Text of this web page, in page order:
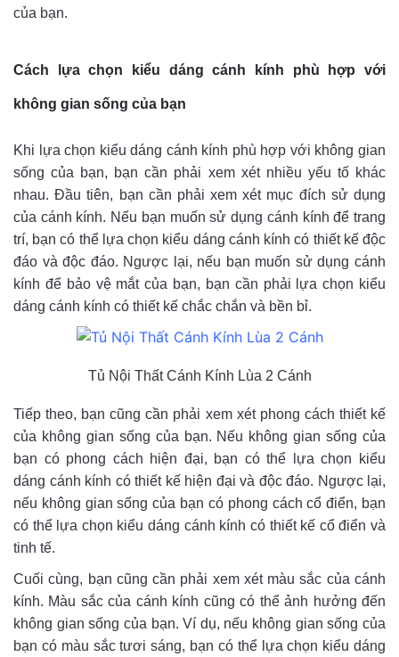
của bạn.
Cách lựa chọn kiểu dáng cánh kính phù hợp với
không gian sống của bạn
Khi lựa chọn kiểu dáng cánh kính phù hợp với không gian
sống của bạn, bạn cần phải xem xét nhiều yếu tố khác
nhau. Đầu tiên, bạn cần phải xem xét mục đích sử dụng
của cánh kính. Nếu bạn muốn sử dụng cánh kính để trang
trí, bạn có thể lựa chọn kiểu dáng cánh kính có thiết kế độc
đáo và độc đáo. Ngược lại, nếu bạn muốn sử dụng cánh
kính để bảo vệ mắt của bạn, bạn cần phải lựa chọn kiểu
dáng cánh kính có thiết kế chắc chắn và bền bỉ.
Tủ Nội Thất Cánh Kính Lùa 2 Cánh
Tiếp theo, bạn cũng cần phải xem xét phong cách thiết kế
của không gian sống của bạn. Nếu không gian sống của
bạn có phong cách hiện đại, bạn có thể lựa chọn kiểu
dáng cánh kính có thiết kế hiện đại và độc đáo. Ngược lại,
nếu không gian sống của bạn có phong cách cổ điển, bạn
có thể lựa chọn kiểu dáng cánh kính có thiết kế cổ điển và
tinh tế.
Cuối cùng, bạn cũng cần phải xem xét màu sắc của cánh
kính. Màu sắc của cánh kính cũng có thể ảnh hưởng đến
không gian sống của bạn. Ví dụ, nếu không gian sống của
bạn có màu sắc tươi sáng, bạn có thể lựa chọn kiểu dáng